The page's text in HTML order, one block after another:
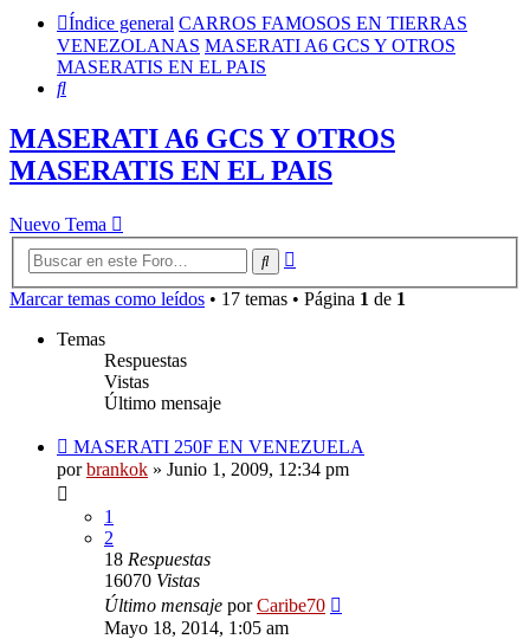
Índice general CARROS FAMOSOS EN TIERRAS
VENEZOLANAS MASERATI A6 GCS Y OTROS
MASERATIS EN EL PAIS
Buscar
MASERATI A6 GCS Y OTROS
MASERATIS EN EL PAIS
Nuevo Tema
Buscar
Marcar temas como leídos • 17 temas • Página 1 de 1
Temas
Respuestas
Vistas
Último mensaje
MASERATI 250F EN VENEZUELA
porbrankok » Junio 1, 2009, 12:34 pm
1
2
18 Respuestas
16070 Vistas
Último mensaje porCaribe70
Mayo 18, 2014, 1:05 am